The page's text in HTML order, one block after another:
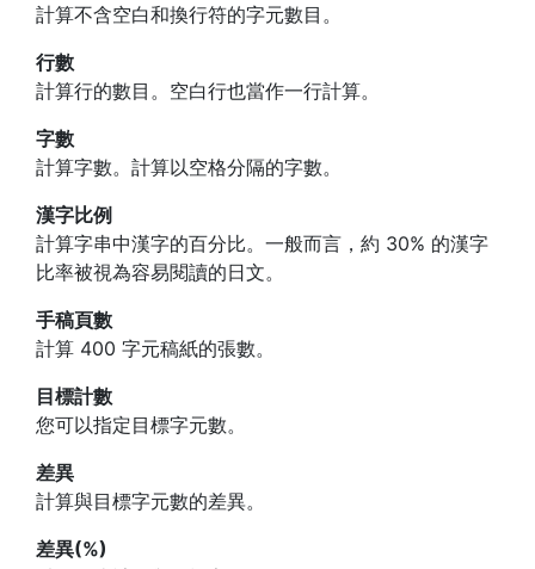
計算不含空白和換行符的字元數目。
行數
計算行的數目。空白行也當作一行計算。
字數
計算字數。計算以空格分隔的字數。
漢字比例
計算字串中漢字的百分比。一般而言，約 30% 的漢字
比率被視為容易閱讀的日文。
手稿頁數
計算 400 字元稿紙的張數。
目標計數
您可以指定目標字元數。
差異
計算與目標字元數的差異。
差異(%)